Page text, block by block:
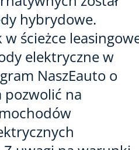
hybrydowe.
ścieżce
elektryczne w
NaszEauto o
pozwolić na